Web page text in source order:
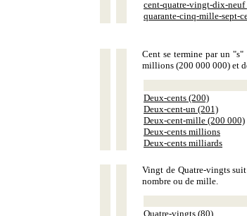
cent-quatre-vingt-dix-neuf
quarante-cinq-mille-sept-
Cent se termine par un
millions (200 000 000) et
Deux-cents (200)
Deux-cent-un (201)
Deux-cent-mille (200 000)
Deux-cents millions
Deux-cents milliards
Vingt de Quatre-vingts
nombre ou de mille.
Quatre-vingts (80)